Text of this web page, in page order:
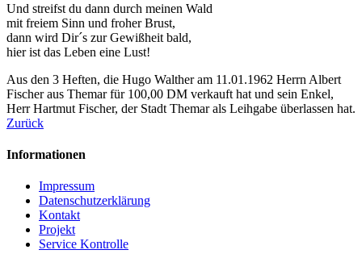
Und streifst du dann durch meinen Wald
mit freiem Sinn und froher Brust,
dann wird Dir´s zur Gewißheit bald,
hier ist das Leben eine Lust!
Aus den 3 Heften, die Hugo Walther am 11.01.1962 Herrn Albert
Fischer aus Themar für 100,00 DM verkauft hat und sein Enkel,
Herr Hartmut Fischer, der Stadt Themar als Leihgabe überlassen hat.
Zurück
Informationen
Impressum
Datenschutzerklärung
Kontakt
Projekt
Service Kontrolle